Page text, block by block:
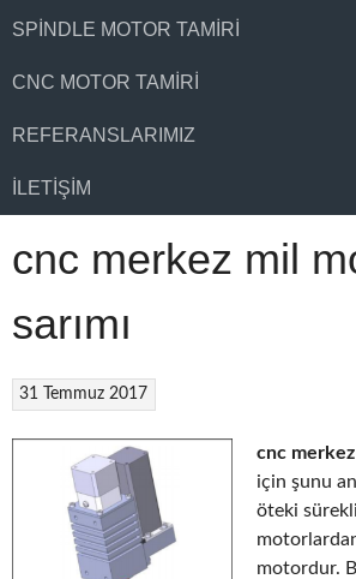
SPINDLE MOTOR TAMIRI
CNC MOTOR TAMIRI
REFERANSLARIMIZ
İLETIŞIM
cnc merkez mil
sarımı
31 Temmuz 2017
cnc merkez
için şunu
öteki sürekli
motordur.